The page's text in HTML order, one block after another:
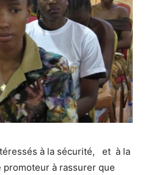
à la sécurité, et à la
promoteur à rassurer que